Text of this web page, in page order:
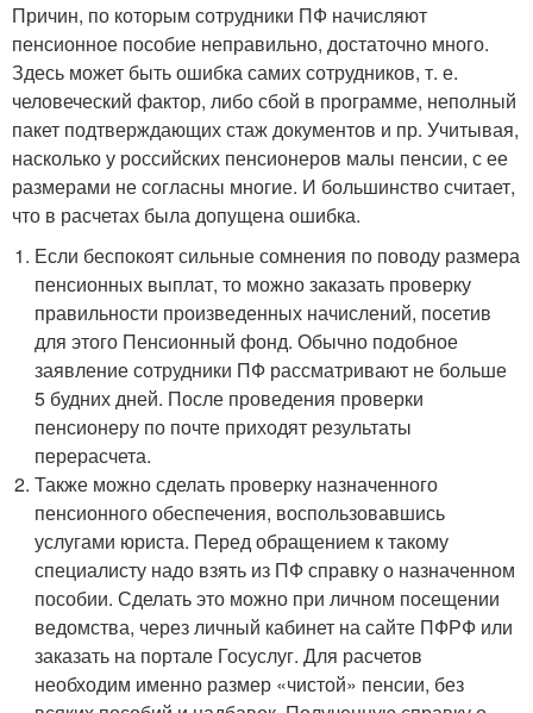
Причин, по которым сотрудники ПФ начисляют
пенсионное пособие неправильно, достаточно много.
Здесь может быть ошибка самих сотрудников, т. е.
человеческий фактор, либо сбой в программе, неполный
пакет подтверждающих стаж документов и пр. Учитывая,
насколько у российских пенсионеров малы пенсии, с ее
размерами не согласны многие. И большинство считает,
что в расчетах была допущена ошибка.
Если беспокоят сильные сомнения по поводу размера
пенсионных выплат, то можно заказать проверку
правильности произведенных начислений, посетив
для этого Пенсионный фонд. Обычно подобное
заявление сотрудники ПФ рассматривают не больше
5 будних дней. После проведения проверки
пенсионеру по почте приходят результаты
перерасчета.
Также можно сделать проверку назначенного
пенсионного обеспечения, воспользовавшись
услугами юриста. Перед обращением к такому
специалисту надо взять из ПФ справку о назначенном
пособии. Сделать это можно при личном посещении
ведомства, через личный кабинет на сайте ПФРФ или
заказать на портале Госуслуг. Для расчетов
необходим именно размер «чистой» пенсии, без